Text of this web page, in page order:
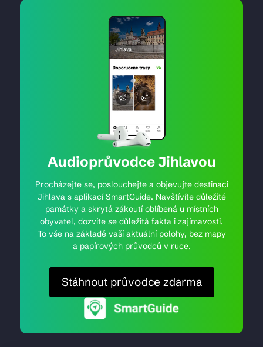
Audioprůvodce Jihlavou
Procházejte se, poslouchejte a objevujte destinaci
Jihlava s aplikací SmartGuide. Navštívíte důležité
památky a skrytá zákoutí oblíbená u místních
obyvatel, dozvíte se důležitá fakta i zajímavosti.
To vše na základě vaší aktuální polohy, bez mapy
a papírových průvodců v ruce.
Stáhnout průvodce zdarma